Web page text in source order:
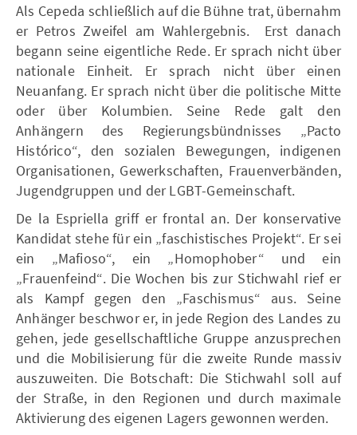
Als Cepeda schließlich auf die Bühne trat, übernahm
er Petros Zweifel am Wahlergebnis. Erst danach
begann seine eigentliche Rede. Er sprach nicht über
nationale Einheit. Er sprach nicht über einen
Neuanfang. Er sprach nicht über die politische Mitte
oder über Kolumbien. Seine Rede galt den
Anhängern des Regierungsbündnisses „Pacto
Histórico“, den sozialen Bewegungen, indigenen
Organisationen, Gewerkschaften, Frauenverbänden,
Jugendgruppen und der LGBT-Gemeinschaft.
De la Espriella griff er frontal an. Der konservative
Kandidat stehe für ein „faschistisches Projekt“. Er sei
ein „Mafioso“, ein „Homophober“ und ein
„Frauenfeind“. Die Wochen bis zur Stichwahl rief er
als Kampf gegen den „Faschismus“ aus. Seine
Anhänger beschwor er, in jede Region des Landes zu
gehen, jede gesellschaftliche Gruppe anzusprechen
und die Mobilisierung für die zweite Runde massiv
auszuweiten. Die Botschaft: Die Stichwahl soll auf
der Straße, in den Regionen und durch maximale
Aktivierung des eigenen Lagers gewonnen werden.